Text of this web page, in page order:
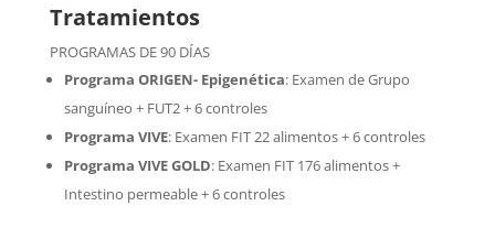
Tratamientos
PROGRAMAS DE 90 DÍAS
Programa ORIGEN- Epigenética:Examen de Grupo
sanguíneo + FUT2 + 6 controles
Programa VIVE: Examen FIT 22 alimentos + 6 controles
Programa VIVE GOLD: Examen FIT 176 alimentos +
Intestino permeable + 6 controles